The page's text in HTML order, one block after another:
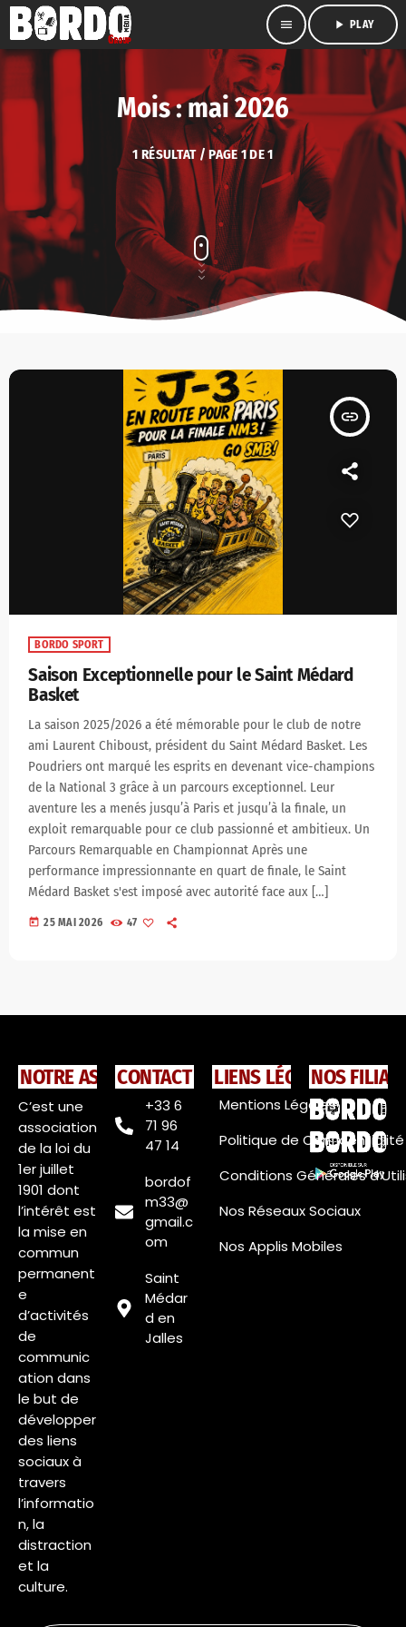
menu play_arrow PLAY
Mois : mai 2026
1 RÉSULTAT / PAGE 1 DE 1
insert_link
BORDO SPORT
Saison Exceptionnelle pour le Saint Médard
Basket
La saison 2025/2026 a été mémorable pour le club de notre
ami Laurent Chiboust, président du Saint Médard Basket. Les
Poudriers ont marqué les esprits en devenant vice-champions
de la National 3 grâce à un parcours exceptionnel. Leur
aventure les a menés jusqu’à Paris et jusqu’à la finale, un
exploit remarquable pour ce club passionné et ambitieux. Un
Parcours Remarquable en Championnat Après une
performance impressionnante en quart de finale, le Saint
Médard Basket s'est imposé avec autorité face aux […]
today 25 MAI 2026 47
NOTRE ASSOCIATION
C’est une
association
de la loi du
1er juillet
1901 dont
l’intérêt est
la mise en
commun
permanent
e
d’activités
de
communic
ation dans
le but de
développer
des liens
sociaux à
travers
l’informatio
n, la
distraction
et la
culture.
CONTACT
+33 6
71 96
47 14
bordof
m33@
gmail.c
om
Saint
Médar
d en
Jalles
LIENS LÉGAUX
Mentions Légales
Politique de Confidentialité
Conditions Générales
Nos Réseaux Sociaux
Nos Applis Mobiles
NOS